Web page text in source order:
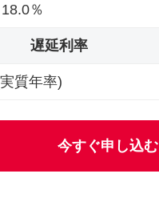
％
遅延利率
質年率)
今すぐ申し込む